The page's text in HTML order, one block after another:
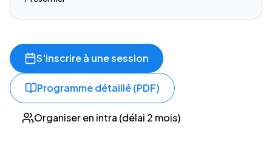
S'inscrire à une session
Programme détaillé (PDF)
Organiser en intra (délai 2 mois)